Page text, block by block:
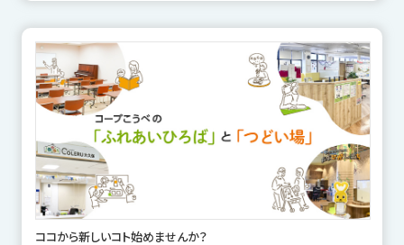
ココから新しいコト始めませんか？